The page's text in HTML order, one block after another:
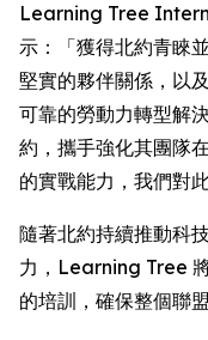
Learning Tree
示：「獲得北約青睞
堅實的夥伴關係，以
可靠的勞動力轉型解
約，攜手強化其團隊
的實戰能力，我們對
隨著北約持續推動科
力，Learning Tree
的培訓，確保整個聯